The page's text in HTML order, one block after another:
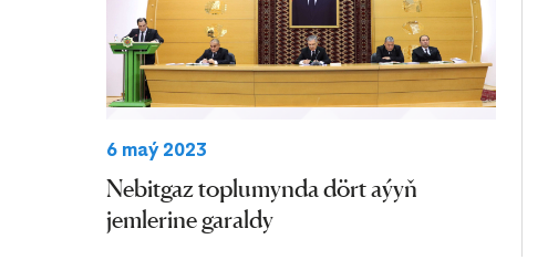
6 maý 2023
Nebitgaz toplumynda dört aýyň
jemlerine garaldy